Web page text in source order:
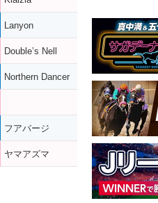
Lanyon
Double’s Nell
Northern Dancer
フアバージ
ヤマアズマ